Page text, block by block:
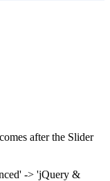
after the Slider
-> 'jQuery &